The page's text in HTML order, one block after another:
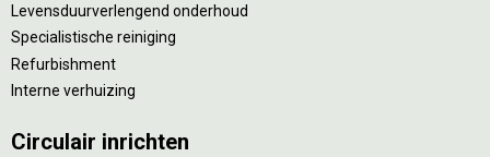
Levensduurverlengend onderhoud
Specialistische reiniging
Refurbishment
Interne verhuizing
Circulair inrichten